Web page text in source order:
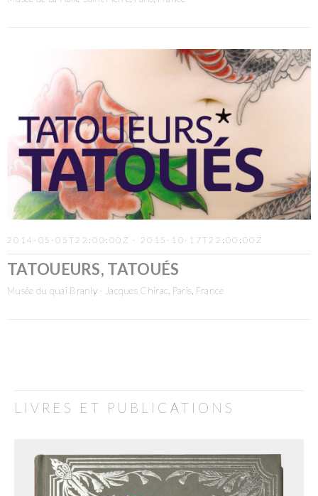
2014-05-05T22:00:00Z - 2015-10-17T22:00:00Z
TATOUEURS, TATOUÉS
Musée du quai Branly - Jacques Chirac, Paris, France
LIVRES ET PUBLICATIONS